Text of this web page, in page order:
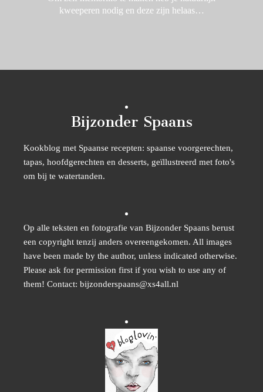
kweeperen nodig en deze zijn helaas…
Bijzonder Spaans
Kookblog met Spaanse recepten: spaanse voorgerechten,
tapas, hoofdgerechten en desserts, geïllustreerd met foto's
om bij te watertanden.
Op alle teksten en fotografie van Bijzonder Spaans berust
een copyright tenzij anders overeengekomen. All images
have been made by the author, unless indicated otherwise.
Please ask for permission first if you wish to use any of
them! Contact: bijzonderspaans@xs4all.nl